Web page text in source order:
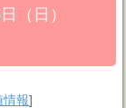
（日）
情報]